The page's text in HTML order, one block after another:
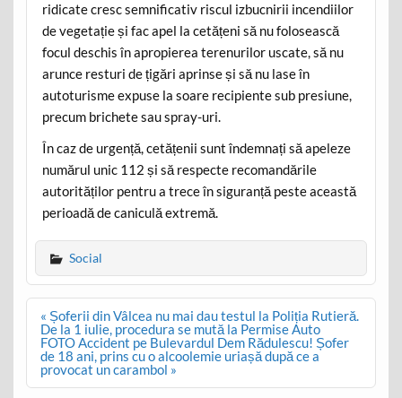
ridicate cresc semnificativ riscul izbucnirii incendiilor
de vegetație și fac apel la cetățeni să nu folosească
focul deschis în apropierea terenurilor uscate, să nu
arunce resturi de țigări aprinse și să nu lase în
autoturisme expuse la soare recipiente sub presiune,
precum brichete sau spray-uri.
În caz de urgență, cetățenii sunt îndemnați să apeleze
numărul unic 112 și să respecte recomandările
autorităților pentru a trece în siguranță peste această
perioadă de caniculă extremă.
Social
Post
navigation
« Șoferii din Vâlcea nu mai dau testul la Poliția Rutieră.
De la 1 iulie, procedura se mută la Permise Auto
FOTO Accident pe Bulevardul Dem Rădulescu! Șofer
de 18 ani, prins cu o alcoolemie uriașă după ce a
provocat un carambol »